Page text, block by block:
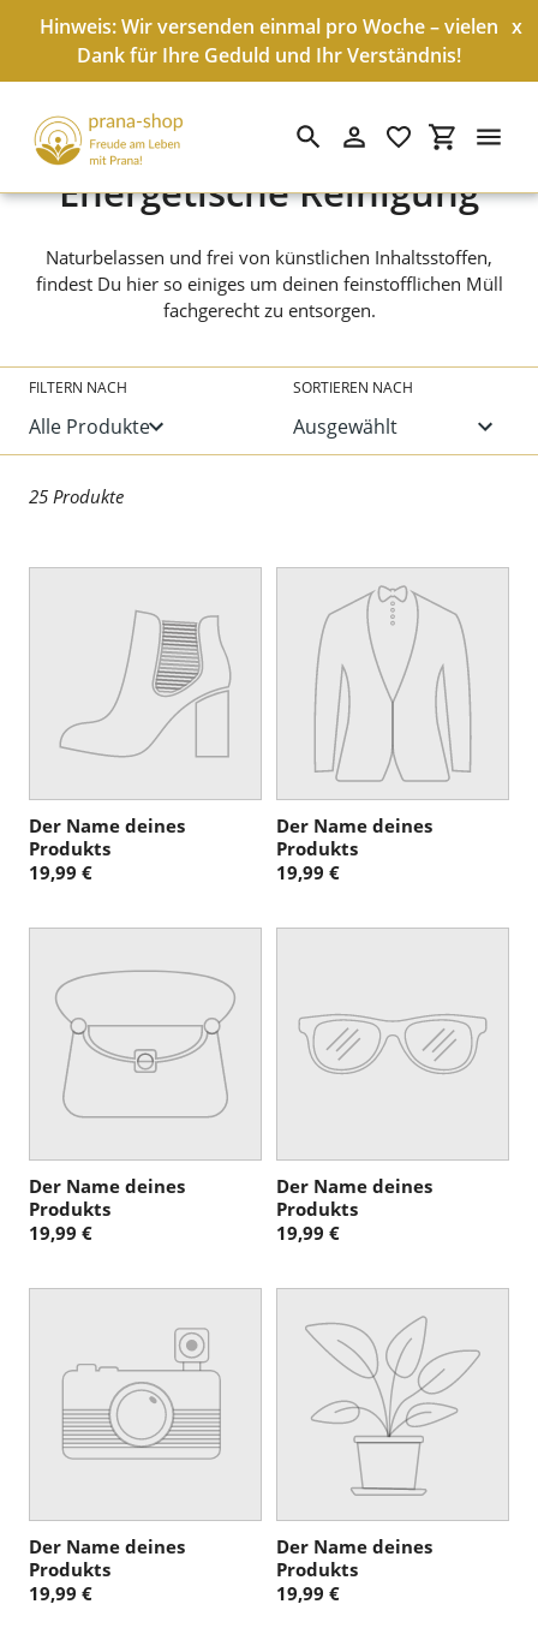
Direkt
Inhalt
Hinweis: Wir versenden einmal pro Woche – vielen
Dank für Ihre Geduld und Ihr Verständnis!
x
SuchenEinloggen
S
m
l
u
n
g
Energetische Reinigung
Naturbelassen und frei von künstlichen Inhaltsstoffen,
findest Du hier so einiges um deinen feinstofflichen Müll
fachgerecht zu entsorgen.
FILTERN NACH SORTIEREN NACH
25 Produkte
Der Name deines
Produkts
19,99 €
Der Name deines
Produkts
19,99 €
Der Name deines
Produkts
19,99 €
Der Name deines
Produkts
19,99 €
Der Name deines
Produkts
19,99 €
Der Name deines
Produkts
19,99 €